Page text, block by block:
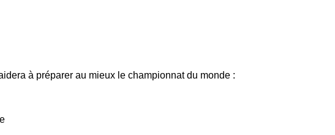
à préparer au mieux le championnat du monde :